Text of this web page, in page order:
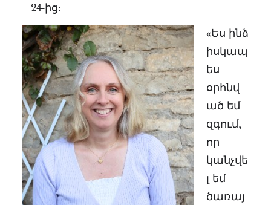
24-ից։
«Ես ինձ
իսկապ
ես
օրհնվ
ած եմ
զգում,
որ
կանչվե
լ եմ
ծառայ